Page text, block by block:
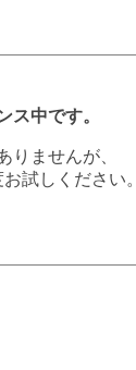
ス中です。
りませんが、
試しください。